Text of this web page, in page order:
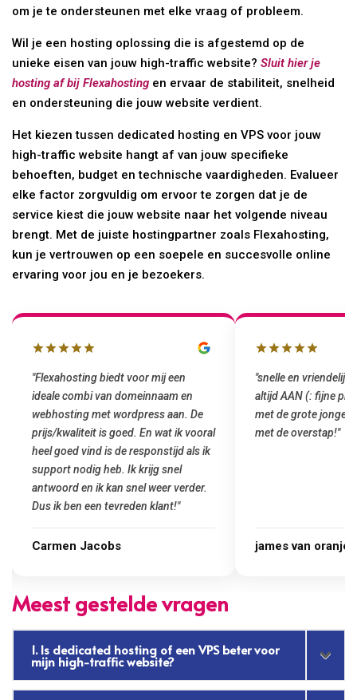
om je te ondersteunen met elke vraag of probleem.
Wil je een hosting oplossing die is afgestemd op de
unieke eisen van jouw high-traffic website?Sluit hier je
hosting af bij Flexahosting en ervaar de stabiliteit, snelheid
en ondersteuning die jouw website verdient.
Het kiezen tussen dedicated hosting en VPS voor jouw
high-traffic website hangt af van jouw specifieke
behoeften, budget en technische vaardigheden. Evalueer
elke factor zorgvuldig om ervoor te zorgen dat je de
service kiest die jouw website naar het volgende niveau
brengt. Met de juiste hostingpartner zoals Flexahosting,
kun je vertrouwen op een soepele en succesvolle online
ervaring voor jou en je bezoekers.
"snelle en vriendelijke service. staat
altijd AAN (: fijne prijzen vergeleken
met de grote jongens en dus nu al blij
met de overstap!"
james van oranje
"Top service. Ik had
het installeren van
was meteen door
gemaakt. Top
Marcel Thijs
Meest gestelde vragen
1. Is dedicated hosting of een VPS beter voor
mijn high-traffic website?